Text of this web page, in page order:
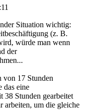
Situation wichtig:
(z. B.
würde man wenn
der
von 17 Stunden
das eine
38 Stunden gearbeitet
arbeiten, um die gleiche